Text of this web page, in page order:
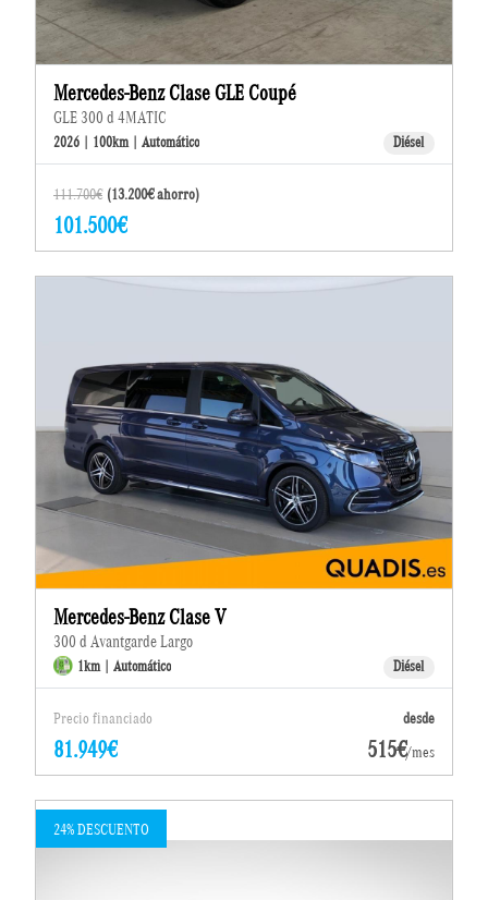
Mercedes-Benz Clase GLE Coupé
GLE 300 d 4MATIC
2026 | 100km | Automático Diésel
111.700€ (13.200€ ahorro)
101.500€
Mercedes-Benz Clase V
300 d Avantgarde Largo
1km | Automático Diésel
Precio financiado desde
81.949€ 515€/mes
24% DESCUENTO